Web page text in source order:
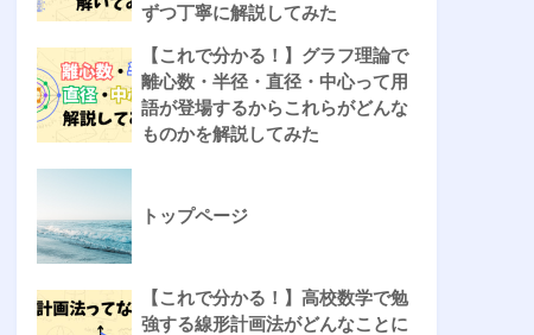
ずつ丁寧に解説してみた
【これで分かる！】グラフ理論で
離心数・半径・直径・中心って用
語が登場するからこれらがどんな
ものかを解説してみた
トップページ
【これで分かる！】高校数学で勉
強する線形計画法がどんなことに